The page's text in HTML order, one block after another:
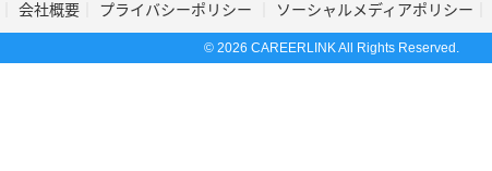
会社概要 プライバシーポリシー ソーシャルメディアポリシー
© 2026 CAREERLINK All Rights Reserved.